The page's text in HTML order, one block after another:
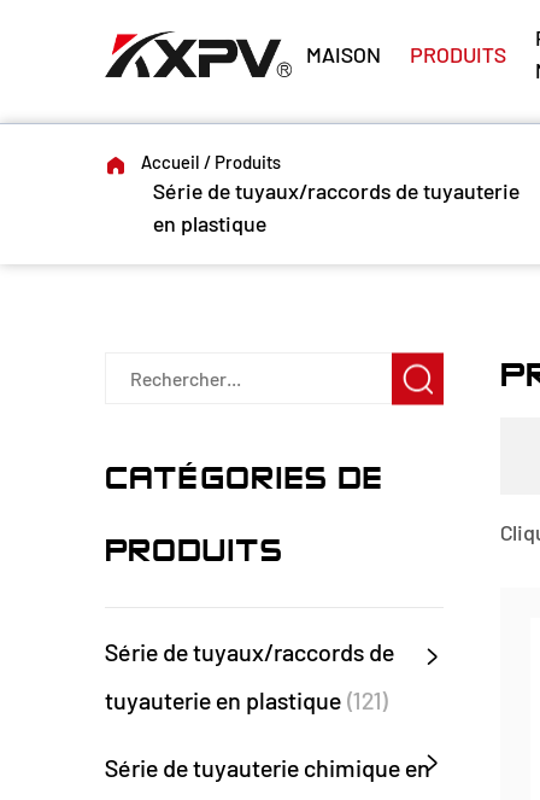
MAISON PRODUITS
Accueil / Produits
Série de tuyaux/raccords de tuyauterie
en plastique
CATÉGORIES DE
PRODUITS
Série de tuyaux/raccords de
tuyauterie en plastique (121)
Série de tuyauterie chimique en